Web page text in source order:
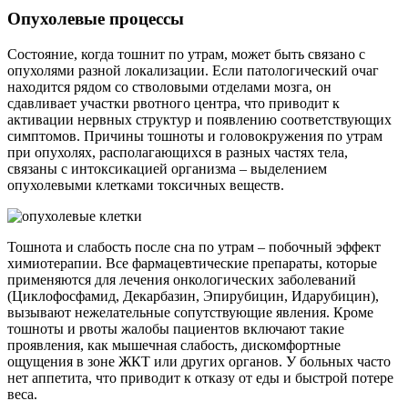
Опухолевые процессы
Состояние, когда тошнит по утрам, может быть связано с
опухолями разной локализации. Если патологический очаг
находится рядом со стволовыми отделами мозга, он
сдавливает участки рвотного центра, что приводит к
активации нервных структур и появлению соответствующих
симптомов. Причины тошноты и головокружения по утрам
при опухолях, располагающихся в разных частях тела,
связаны с интоксикацией организма – выделением
опухолевыми клетками токсичных веществ.
Тошнота и слабость после сна по утрам – побочный эффект
химиотерапии. Все фармацевтические препараты, которые
применяются для лечения онкологических заболеваний
(Циклофосфамид, Декарбазин, Эпирубицин, Идарубицин),
вызывают нежелательные сопутствующие явления. Кроме
тошноты и рвоты жалобы пациентов включают такие
проявления, как мышечная слабость, дискомфортные
ощущения в зоне ЖКТ или других органов. У больных часто
нет аппетита, что приводит к отказу от еды и быстрой потере
веса.